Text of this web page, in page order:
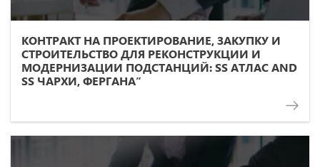
КОНТРАКТ НА ПРОЕКТИРОВАНИЕ, ЗАКУПКУ И
СТРОИТЕЛЬСТВО ДЛЯ РЕКОНСТРУКЦИИ И
МОДЕРНИЗАЦИИ ПОДСТАНЦИЙ: SS АТЛАС AND
SS ЧАРХИ, ФЕРГАНА”